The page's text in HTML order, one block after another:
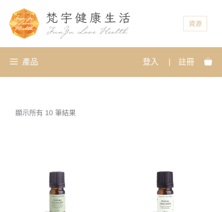
資源
產品 登入 註冊
顯示所有 10 筆結果